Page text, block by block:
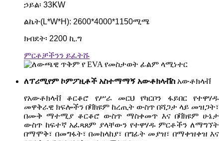
ኃይል፡ 33KW
ልኬት(L*W*H): 2600*4000*1150ሚሜ
ክብደት፡ 2200 ኪ.ግ
ምርቶቻችንን ይፈትሹ
ለፕሪሚየም ኮምፖዚቶች አስተማማኝ አውቶክላቭስ አውቶክላቭ
የአውቶክላቭ ቆርቆሮ የሥራ መርህ የካርቦን ፋይበር የተዋሃዱ
መዋቅራዊ ክፍሎችን በቫክዩም ከረጢት ውስጥ በሻጋታ ላይ መዝጋት፣
በሙቅ ማተሚያ ቆርቆሮ ውስጥ ማስቀመጥ እና በቫክዩም ሁኔታ
ውስጥ ከፍተኛ አፈጻጸም ያላቸውን የተዋሃዱ ምርቶችን ለማግኘት
በማሞቅ፣ በመግፋት፣ በመከላከያ፣ በግፊት መያዝ፣ በማቀዝቀዝ እና